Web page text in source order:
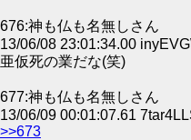
676:神も仏も名無しさん
13/06/08 23:01:34.00
亜仮死の業だな(笑)
677:神も仏も名無しさん
13/06/09 00:01:07.61
>>673